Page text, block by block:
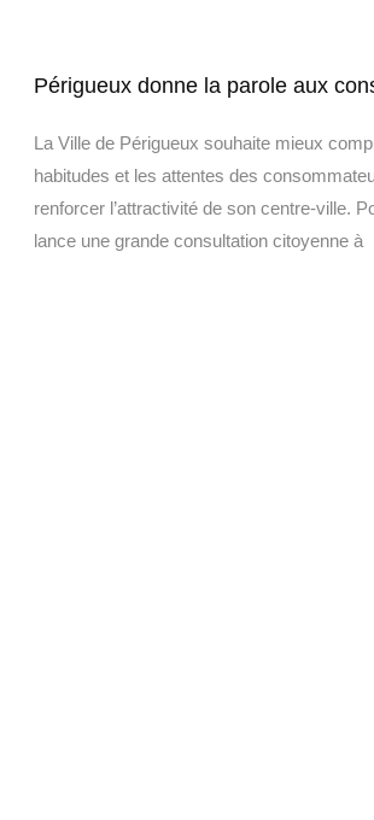
Périgueux donne la parole aux
La Ville de Périgueux souhaite mieux
habitudes et les attentes des
renforcer l’attractivité de son centre-ville.
lance une grande consultation citoyenne à